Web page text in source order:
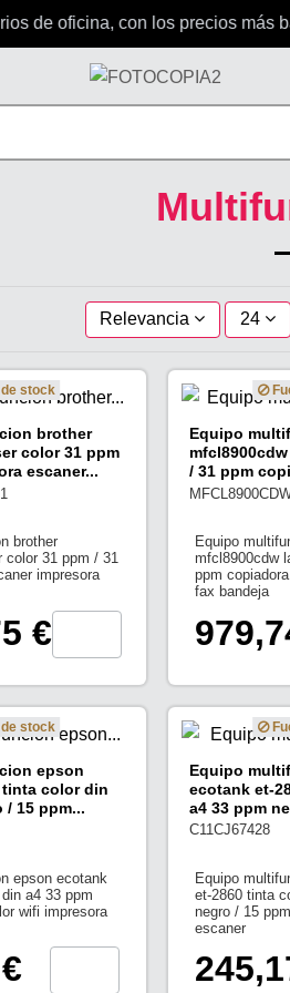
de oficina, con los precios más
Relevancia 24
stock
brother
color 31 ppm
escaner...
brother
color 31 ppm / 31
impresora
€
Equipo
/ 31 ppm
Equipo
mfcl8900cdw
ppm
fax bandeja
stock
epson
tinta color din
/ 15 ppm...
epson ecotank
a4 33 ppm
wifi impresora
Equipo
ecotank et-
a4 33 ppm
C11CJ67428
Equipo
et-2860 tinta
negro / 15
escaner